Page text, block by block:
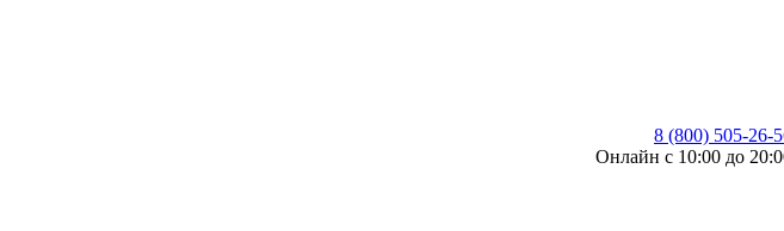
8 (800) 505-26-
Онлайн с 10:00 до